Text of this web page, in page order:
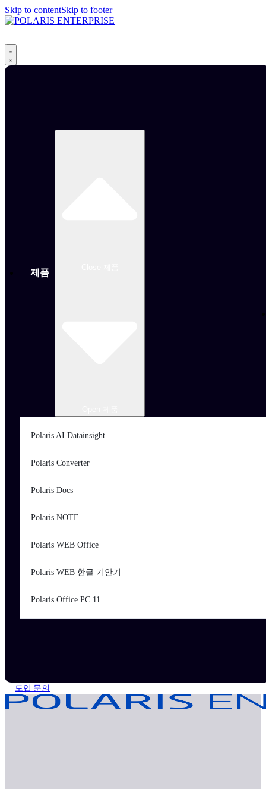
Skip to contentSkip to footer
제품
Polaris AI Datainsight
Polaris Converter
Polaris Docs
Polaris NOTE
Polaris WEB Office
Polaris WEB 한글 기안기
Polaris Office PC 11
도입 문의